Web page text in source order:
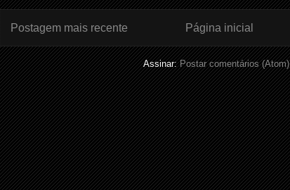
Postagem mais recente Página inicial
Assinar:Postar comentários (Atom)